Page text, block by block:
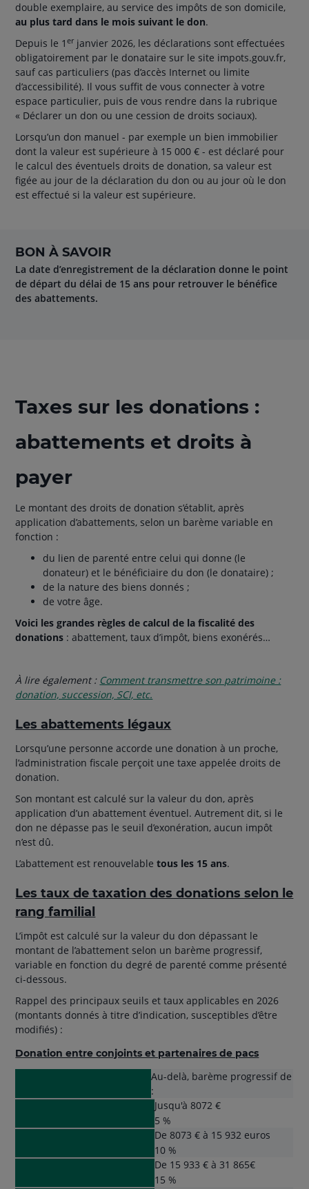
double exemplaire, au service des impôts de son domicile,
au plus tard dans le mois suivant le don.
Depuis le 1erjanvier 2026, les déclarations sont effectuées
obligatoirement par le donataire sur le site impots.gouv.fr,
sauf cas particuliers (pas d’accès Internet ou limite
d’accessibilité). Il vous suffit de vous connecter à votre
espace particulier, puis de vous rendre dans la rubrique
« Déclarer un don ou une cession de droits sociaux).
Lorsqu’un don manuel - par exemple un bien immobilier
dont la valeur est supérieure à 15 000 € - est déclaré pour
le calcul des éventuels droits de donation, sa valeur est
figée au jour de la déclaration du don ou au jour où le don
est effectué si la valeur est supérieure.
BON À SAVOIR
La date d’enregistrement de la déclaration donne le point
de départ du délai de 15 ans pour retrouver le bénéfice
des abattements.
Taxes sur les donations :
abattements et droits à
payer
Le montant des droits de donation s’établit, après
application d’abattements, selon un barème variable en
fonction :
du lien de parenté entre celui qui donne (le
donateur) et le bénéficiaire du don (le donataire) ;
de la nature des biens donnés ;
de votre âge.
Voici les grandes règles de calcul de la fiscalité des
donations : abattement, taux d’impôt, biens exonérés…
À lire également : Comment transmettre son patrimoine :
donation, succession, SCI, etc.
Les abattements légaux
Lorsqu’une personne accorde une donation à un proche,
l’administration fiscale perçoit une taxe appelée droits de
donation.
Son montant est calculé sur la valeur du don, après
application d’un abattement éventuel. Autrement dit, si le
don ne dépasse pas le seuil d’exonération, aucun impôt
n’est dû.
L’abattement est renouvelabletous les 15 ans.
Les taux de taxation des donations selon le
rang familial
L’impôt est calculé sur la valeur du don dépassant le
montant de l’abattement selon un barème progressif,
variable en fonction du degré de parenté comme présenté
ci-dessous.
Rappel des principaux seuils et taux applicables en 2026
(montants donnés à titre d’indication, susceptibles d’être
modifiés) :
Donation entre conjoints et partenaires de pacs
Au-delà, barème progressif de
:
Jusqu'à 8072 €
5 %
De 8073 € à 15 932 euros
10 %
De 15 933 € à 31 865€
15 %